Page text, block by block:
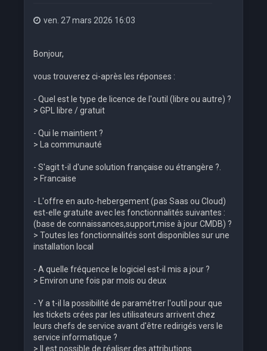
ven. 27 mars 2026 16:03
Bonjour,
vous trouverez ci-après les réponses :
- Quel est le type de licence de l'outil (libre ou autre) ?
> GPL libre / gratuit
- Qui le maintient ?
> La communauté
- S'agit t-il d'une solution française ou étrangère ?.
> Francaise
- L'offre en auto-hebergement (pas Saas ou Cloud)
est-elle gratuite avec les fonctionnalités suivantes :
(base de connaissances,support,mise à jour CMDB) ?
> Toutes les fonctionnalités sont disponibles sur une
installation local
- A quelle fréquence le logiciel est-il mis a jour ?
> Environ une fois par mois ou deux
- Y a t-il la possibilité de paramétrer l'outil pour que
les tickets crées par les utilisateurs arrivent chez
leurs chefs de service avant d'être redirigés vers le
service informatique ?
> Il est possible de réaliser des attributions